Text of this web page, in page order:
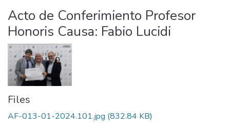
Acto de Conferimiento Profesor
Honoris Causa: Fabio Lucidi
Files
AF-013-01-2024.101.jpg (832.84 KB)